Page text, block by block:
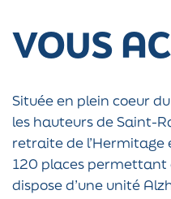
VOUS
Située en plein coeur
les hauteurs de Saint-
retraite de
120 places permettant
dispose d’une unité